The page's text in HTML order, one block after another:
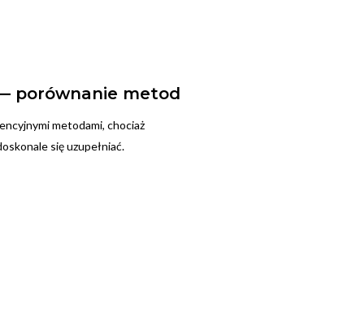
porównanie metod
metodami, chociaż
się uzupełniać.